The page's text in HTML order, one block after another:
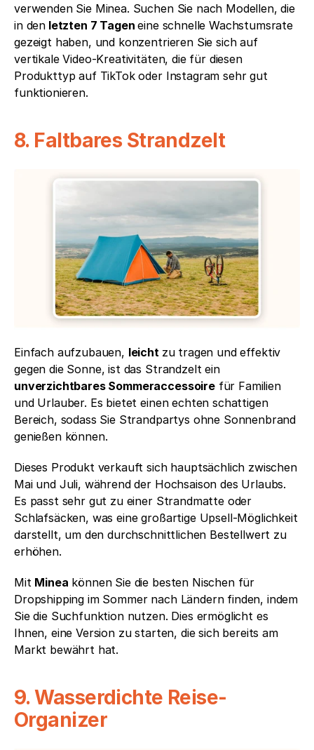
verwenden Sie Minea. Suchen Sie nach Modellen, die
in den letzten 7 Tagen eine schnelle Wachstumsrate
gezeigt haben, und konzentrieren Sie sich auf
vertikale Video-Kreativitäten, die für diesen
Produkttyp auf TikTok oder Instagram sehr gut
funktionieren.
8. Faltbares Strandzelt
Einfach aufzubauen, leicht zu tragen und effektiv
gegen die Sonne, ist das Strandzelt ein
unverzichtbares Sommeraccessoire für Familien
und Urlauber. Es bietet einen echten schattigen
Bereich, sodass Sie Strandpartys ohne Sonnenbrand
genießen können.
Dieses Produkt verkauft sich hauptsächlich zwischen
Mai und Juli, während der Hochsaison des Urlaubs.
Es passt sehr gut zu einer Strandmatte oder
Schlafsäcken, was eine großartige Upsell-Möglichkeit
darstellt, um den durchschnittlichen Bestellwert zu
erhöhen.
Mit Minea können Sie die besten Nischen für
Dropshipping im Sommer nach Ländern finden, indem
Sie die Suchfunktion nutzen. Dies ermöglicht es
Ihnen, eine Version zu starten, die sich bereits am
Markt bewährt hat.
9. Wasserdichte Reise-
Organizer